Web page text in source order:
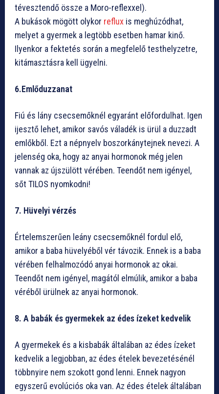
tévesztendő össze a Moro-reflexxel).
A bukások mögött olykor reflux is meghúzódhat,
melyet a gyermek a legtöbb esetben hamar kinő.
Ilyenkor a fektetés során a megfelelő testhelyzetre,
kitámasztásra kell ügyelni.
6.Emlőduzzanat
Fiú és lány csecsemőknél egyaránt előfordulhat. Igen
ijesztő lehet, amikor savós váladék is ürül a duzzadt
emlőkből. Ezt a népnyelv boszorkánytejnek nevezi. A
jelenség oka, hogy az anyai hormonok még jelen
vannak az újszülött vérében. Teendőt nem igényel,
sőt TILOS nyomkodni!
7. Hüvelyi vérzés
Értelemszerűen leány csecsemőknél fordul elő,
amikor a baba hüvelyéből vér távozik. Ennek is a baba
vérében felhalmozódó anyai hormonok az okai.
Teendőt nem igényel, magától elmúlik, amikor a baba
véréből ürülnek az anyai hormonok.
8. A babák és gyermekek az édes ízeket kedvelik
A gyermekek és a kisbabák általában az édes ízeket
kedvelik a legjobban, az édes ételek bevezetésénél
többnyire nem szokott gond lenni. Ennek nagyon
egyszerű evolúciós oka van. Az édes ételek általában